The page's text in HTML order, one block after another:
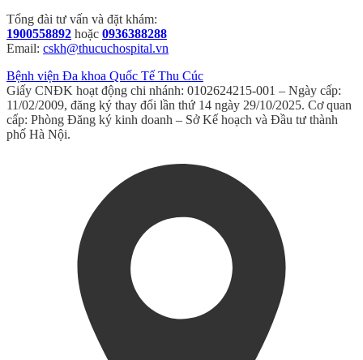
Tổng đài tư vấn và đặt khám:
1900558892 hoặc 0936388288
Email: cskh@thucuchospital.vn
Bệnh viện Đa khoa Quốc Tế Thu Cúc
Giấy CNĐK hoạt động chi nhánh: 0102624215-001 – Ngày cấp:
11/02/2009, đăng ký thay đổi lần thứ 14 ngày 29/10/2025. Cơ quan
cấp: Phòng Đăng ký kinh doanh – Sở Kế hoạch và Đầu tư thành
phố Hà Nội.